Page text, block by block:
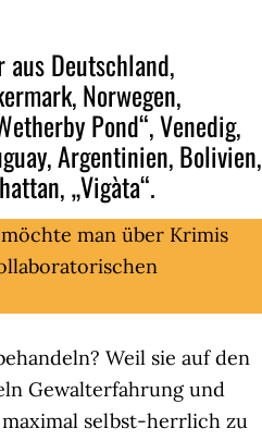
Deutschland,
Norwegen,
Pond“, Venedig,
Argentinien, Bolivien,
„Vigàta“.
man über Krimis
Weil sie auf den
Gewalterfahrung und
selbst-herrlich zu